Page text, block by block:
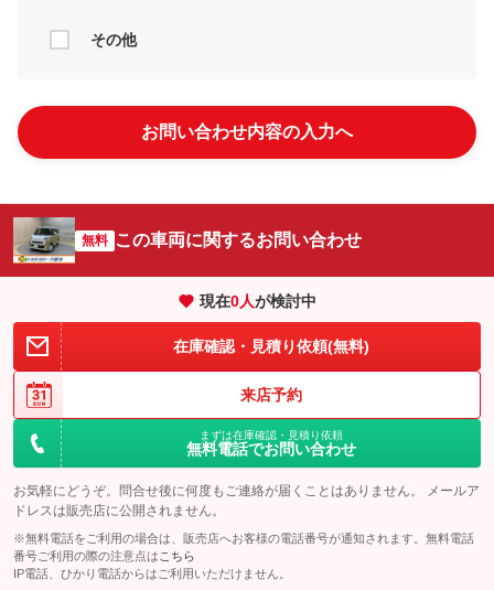
その他
お問い合わせ内容の入力へ
無料 この車両に関するお問い合わせ
現在0人が検討中
在庫確認・見積り依頼(無料)
来店予約
まずは在庫確認・見積り依頼
無料電話でお問い合わせ
お気軽にどうぞ。問合せ後に何度もご連絡が届くことはありません。 メールア
ドレスは販売店に公開されません。
※無料電話をご利用の場合は、販売店へお客様の電話番号が通知されます。無料電話
番号ご利用の際の注意点は こちら
IP電話、ひかり電話からはご利用いただけません。